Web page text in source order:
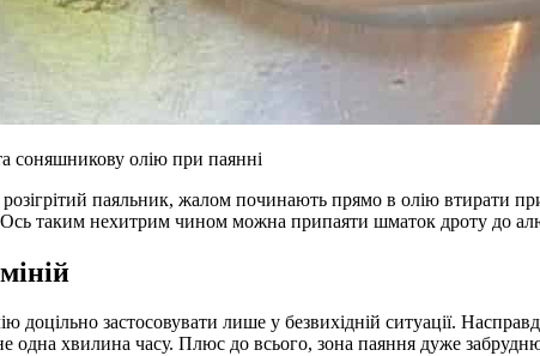
соняшникову олію при паянні
паяльник, жалом починають прямо в олію втирати
таким нехитрим чином можна припаяти шматок дроту до
застосовувати лише у безвихідній ситуації.
одна хвилина часу. Плюс до всього, зона паяння дуже